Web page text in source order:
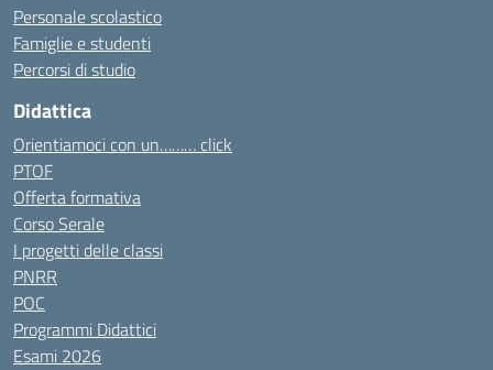
Personale scolastico
Famiglie e studenti
Percorsi di studio
Didattica
Orientiamoci con un……… click
PTOF
Offerta formativa
Corso Serale
I progetti delle classi
PNRR
POC
Programmi Didattici
Esami 2026